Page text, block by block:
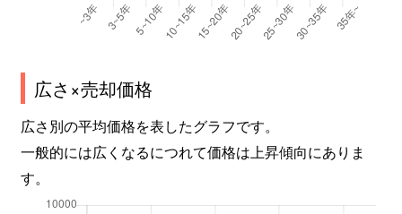
広さ×売却価格
広さ別の平均価格を表したグラフです。
一般的には広くなるにつれて価格は上昇傾向にありま
す。